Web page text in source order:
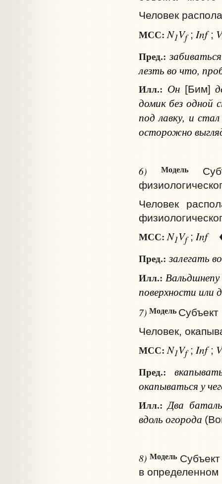
Человек
МСС: N1Vf; Inf; V
Пред.:
лезть во что,
Илл.: Он [Бим]
домик без одной
под лавку, и
осторожно
6)Модель
Человек
МСС: N1Vf; Inf
Пред.: залегать
Илл.:
поверхности или
7) Модель
Человек,
МСС: N1Vf; Inf; V
Пред.:
окапываться у
Илл.: Два
вдоль огорода
8)Модель
в определенном